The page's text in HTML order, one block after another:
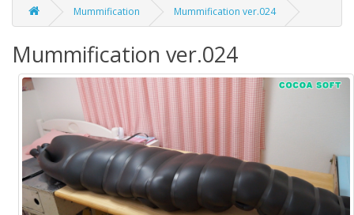
Mummification Mummification ver.024
Mummification ver.024